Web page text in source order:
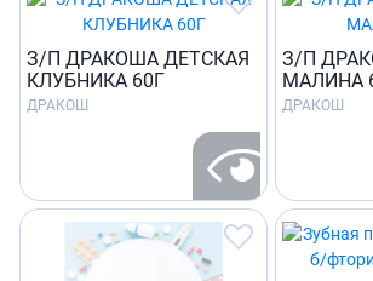
З/П ДРАКОША ДЕТСКАЯ
КЛУБНИКА 60Г
ДРАКОШ
З/П
МАЛИНА
ДРАКОШ